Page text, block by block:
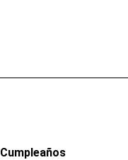
Cumpleaños